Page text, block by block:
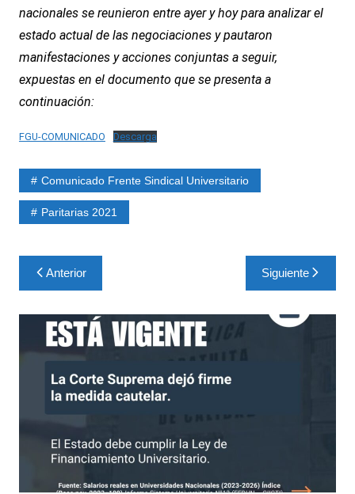
nacionales se reunieron entre ayer y hoy para analizar el
estado actual de las negociaciones y pautaron
manifestaciones y acciones conjuntas a seguir,
expuestas en el documento que se presenta a
continuación:
FGU-COMUNICADO Descarga
Comunicado Frente Sindical Universitario
Paritarias 2021
Navegación
de
entradas
Anterior Siguiente